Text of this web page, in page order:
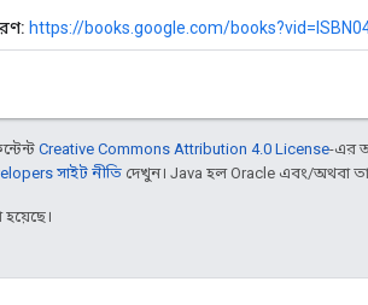
https://books.google.com/
Creative Commons Attribution 4.0 License-এর
সাইট নীতি দেখুন। Java হল Oracle এবং/অথবা তার